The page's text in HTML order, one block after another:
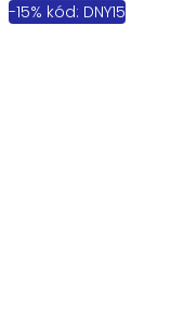
-15% kód: DNY15